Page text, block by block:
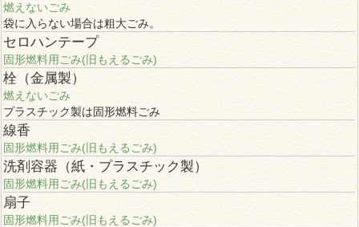
燃えないごみ
袋に入らない場合は粗大ごみ。
セロハンテープ
固形燃料用ごみ(旧もえるごみ)
栓（金属製）
燃えないごみ
プラスチック製は固形燃料ごみ
線香
固形燃料用ごみ(旧もえるごみ)
洗剤容器（紙・プラスチック製）
固形燃料用ごみ(旧もえるごみ)
扇子
固形燃料用ごみ(旧もえるごみ)